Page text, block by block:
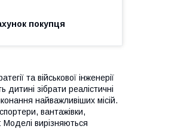
покупця
та військової інженерії
зібрати реалістичні
найважливіших місій.
вантажівки,
Моделі вирізняються